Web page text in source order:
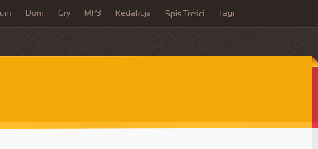
Dom Gry MP3 Redakcja Spis Treści Tagi